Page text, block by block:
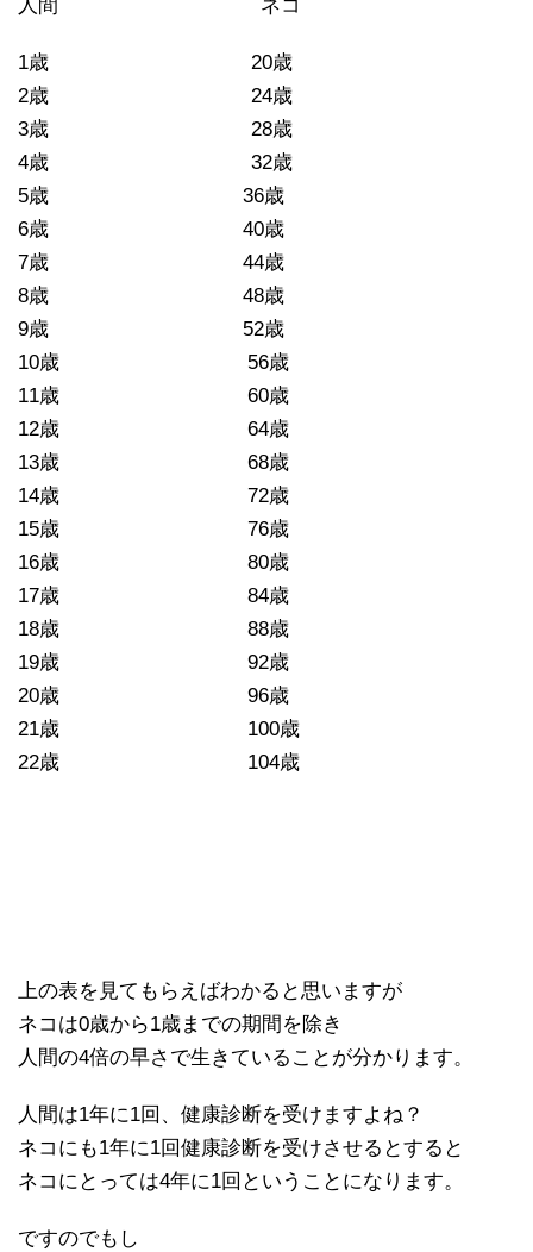
人間 ネコ
1歳 20歳
2歳 24歳
3歳 28歳
4歳 32歳
5歳 36歳
6歳 40歳
7歳 44歳
8歳 48歳
9歳 52歳
10歳 56歳
11歳 60歳
12歳 64歳
13歳 68歳
14歳 72歳
15歳 76歳
16歳 80歳
17歳 84歳
18歳 88歳
19歳 92歳
20歳 96歳
21歳 100歳
22歳 104歳
上の表を見てもらえばわかると思いますが
ネコは0歳から1歳までの期間を除き
人間の4倍の早さで生きていることが分かります。
人間は1年に1回、健康診断を受けますよね？
ネコにも1年に1回健康診断を受けさせるとすると
ネコにとっては4年に1回ということになります。
ですのでもし